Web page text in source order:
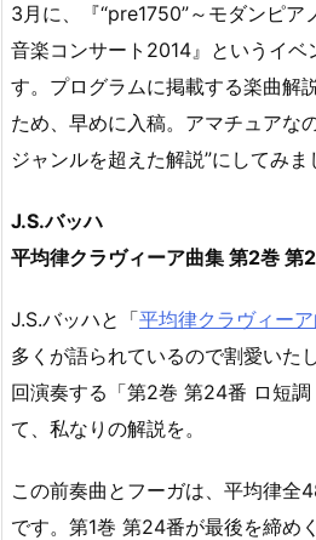
3月に、『“pre1750”～モダンピア
音楽コンサート2014』というイベ
す。プログラムに掲載する楽曲解
ため、早めに入稿。アマチュアな
ジャンルを超えた解説”にしてみま
J.S.バッハ
平均律クラヴィーア曲集 第2巻 第
J.S.バッハと「平均律クラヴィー
多くが語られているので割愛いた
回演奏する「第2巻 第24番 ロ短
て、私なりの解説を。
この前奏曲とフーガは、平均律全
です。第1巻 第24番が最後を締め